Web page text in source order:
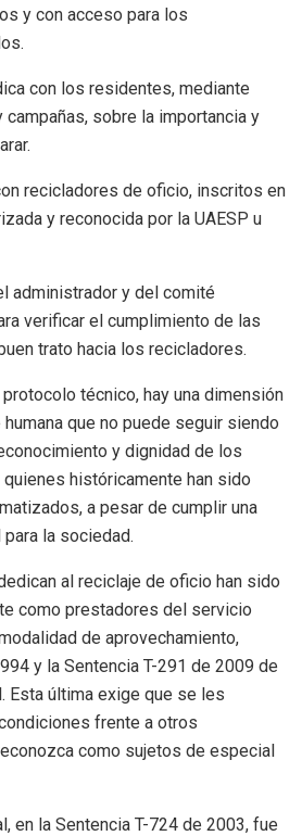
y con acceso para los
con los residentes, mediante
sobre la importancia y
recicladores de oficio, inscritos en
y reconocida por la UAESP u
administrador y del comité
verificar el cumplimiento de las
trato hacia los recicladores.
técnico, hay una dimensión
que no puede seguir siendo
y dignidad de los
históricamente han sido
a pesar de cumplir una
la sociedad.
al reciclaje de oficio han sido
como prestadores del servicio
de aprovechamiento,
y la Sentencia T-291 de 2009 de
Esta última exige que se les
frente a otros
como sujetos de especial
en la Sentencia T-724 de 2003, fue